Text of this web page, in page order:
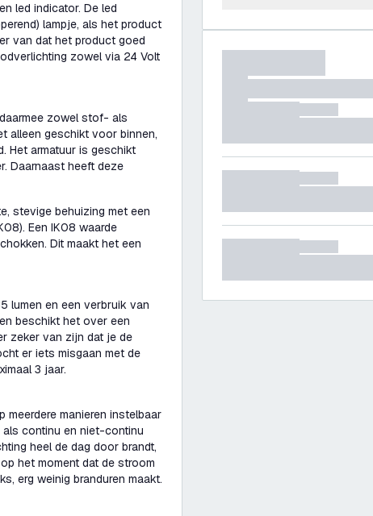
led indicator. De led
lampje, als het product
van dat het product goed
zowel via 24 Volt
zowel stof- als
alleen geschikt voor binnen,
Het armatuur is geschikt
Daarnaast heeft deze
stevige behuizing met een
Een IK08 waarde
Dit maakt het een
lumen en een verbruik van
beschikt het over een
zeker van zijn dat je de
er iets misgaan met de
3 jaar.
meerdere manieren instelbaar
continu en niet-continu
heel de dag door brandt,
het moment dat de stroom
erg weinig branduren maakt.